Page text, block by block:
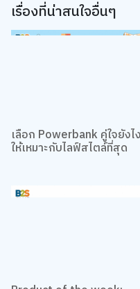
เรื่องที่น่าสนใจอื่นๆ
เลือก Powerbank คู่ใจยังไง
เว็บไซต์นี้ใช้คุกกี้
เราใช้คุกกี้เพื่อเพิ่มประสบการณ์ที่
คลิก “การตั้งค่าคุกกี้”